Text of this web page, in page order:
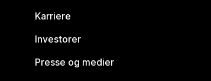
Karriere
Investorer
Presse og medier